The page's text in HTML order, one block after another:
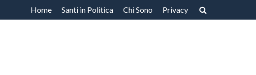
VaiHome Santi in Politica Chi Sono Privacy